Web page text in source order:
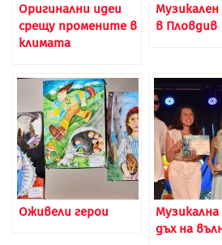
Оригинални идеи
срещу промените в
климата
в Пловдив
Оживели герои
дъх на